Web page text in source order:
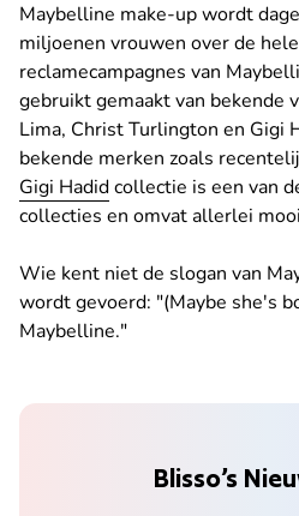
Maybelline make-up wordt
miljoenen vrouwen over de
reclamecampagnes van
gebruikt gemaakt van bekende
Lima, Christ Turlington en Gigi
bekende merken zoals
Gigi Hadidcollectie is een van
collecties en omvat allerlei
Wie kent niet de slogan van
wordt gevoerd: "(Maybe she's
Maybelline."
Blisso’s